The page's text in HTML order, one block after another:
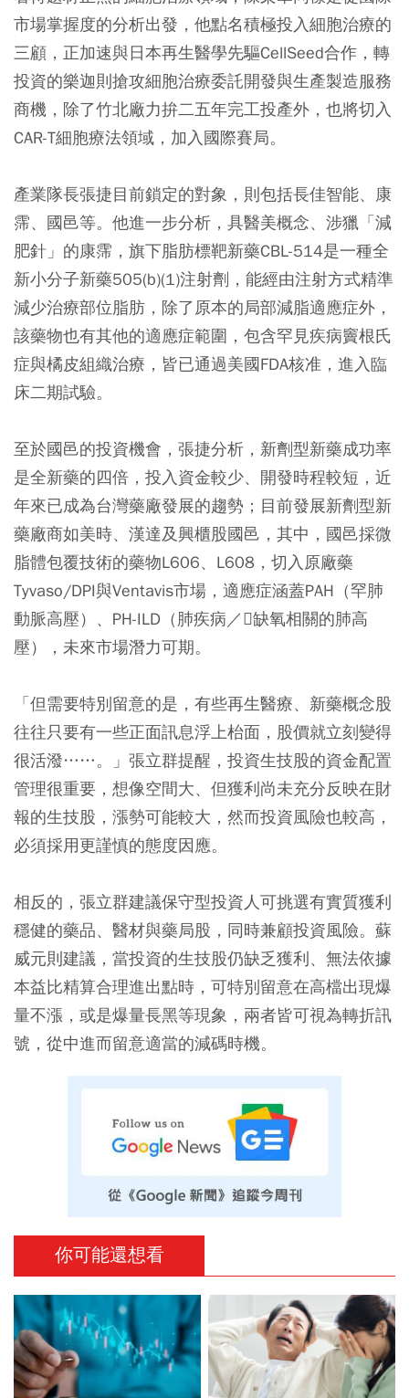
市場掌握度的分析出發，他點名積極投入細胞治療的
三顧，正加速與日本再生醫學先驅CellSeed合作，轉
投資的樂迦則搶攻細胞治療委託開發與生產製造服務
商機，除了竹北廠力拚二五年完工投產外，也將切入
CAR-T細胞療法領域，加入國際賽局。
產業隊長張捷目前鎖定的對象，則包括長佳智能、康
霈、國邑等。他進一步分析，具醫美概念、涉獵「減
肥針」的康霈，旗下脂肪標靶新藥CBL-514是一種全
新小分子新藥505(b)(1)注射劑，能經由注射方式精準
減少治療部位脂肪，除了原本的局部減脂適應症外，
該藥物也有其他的適應症範圍，包含罕見疾病竇根氏
症與橘皮組織治療，皆已通過美國FDA核准，進入臨
床二期試驗。
至於國邑的投資機會，張捷分析，新劑型新藥成功率
是全新藥的四倍，投入資金較少、開發時程較短，近
年來已成為台灣藥廠發展的趨勢；目前發展新劑型新
藥廠商如美時、漢達及興櫃股國邑，其中，國邑採微
脂體包覆技術的藥物L606、L608，切入原廠藥
Tyvaso/DPI與Ventavis市場，適應症涵蓋PAH（罕肺
動脈高壓）、PH-ILD（肺疾病／缺氧相關的肺高
壓），未來市場潛力可期。
「但需要特別留意的是，有些再生醫療、新藥概念股
往往只要有一些正面訊息浮上枱面，股價就立刻變得
很活潑……。」張立群提醒，投資生技股的資金配置
管理很重要，想像空間大、但獲利尚未充分反映在財
報的生技股，漲勢可能較大，然而投資風險也較高，
必須採用更謹慎的態度因應。
相反的，張立群建議保守型投資人可挑選有實質獲利
穩健的藥品、醫材與藥局股，同時兼顧投資風險。蘇
威元則建議，當投資的生技股仍缺乏獲利、無法依據
本益比精算合理進出點時，可特別留意在高檔出現爆
量不漲，或是爆量長黑等現象，兩者皆可視為轉折訊
號，從中進而留意適當的減碼時機。
你可能還想看